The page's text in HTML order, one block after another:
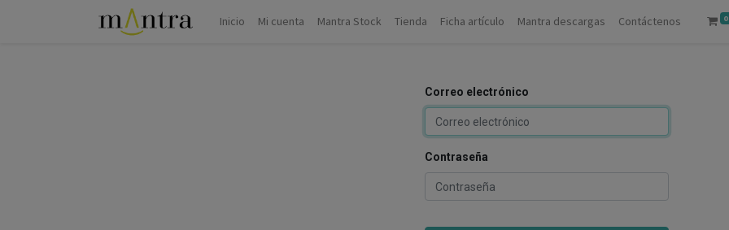
Inicio Mi cuenta Mantra Stock Tienda Ficha artículo Mantra descargas Contáctenos 0
Correo electrónico
Contraseña